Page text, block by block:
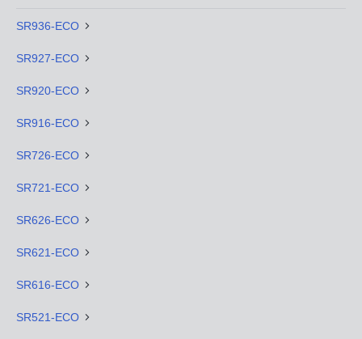
SR936-ECO
SR927-ECO
SR920-ECO
SR916-ECO
SR726-ECO
SR721-ECO
SR626-ECO
SR621-ECO
SR616-ECO
SR521-ECO